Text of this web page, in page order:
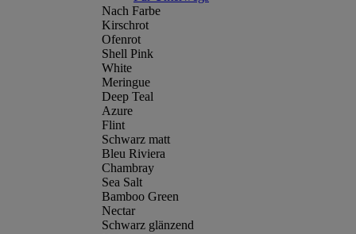
Nach Farbe
Kirschrot
Ofenrot
Shell Pink
White
Meringue
Deep Teal
Azure
Flint
Schwarz matt
Bleu Riviera
Chambray
Sea Salt
Bamboo Green
Nectar
Schwarz glänzend